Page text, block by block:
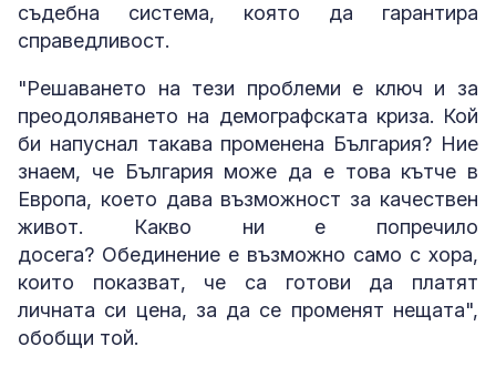
съдебна система, която да гарантира
справедливост.
"Решаването на тези проблеми е ключ и за
преодоляването на демографската криза. Кой
би напуснал такава променена България? Ние
знаем, че България може да е това кътче в
Европа, което дава възможност за качествен
живот. Какво ни е попречило
досега? Обединение е възможно само с хора,
които показват, че са готови да платят
личната си цена, за да се променят нещата",
обобщи той.